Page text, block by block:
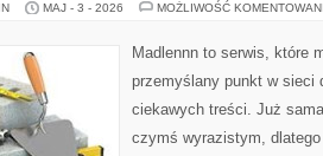
MAJ - 3 - 2026 MOŻLIWOŚĆ
Madlennn to serwis, które
przemyślany punkt w sieci
ciekawych treści. Już
czymś wyrazistym,